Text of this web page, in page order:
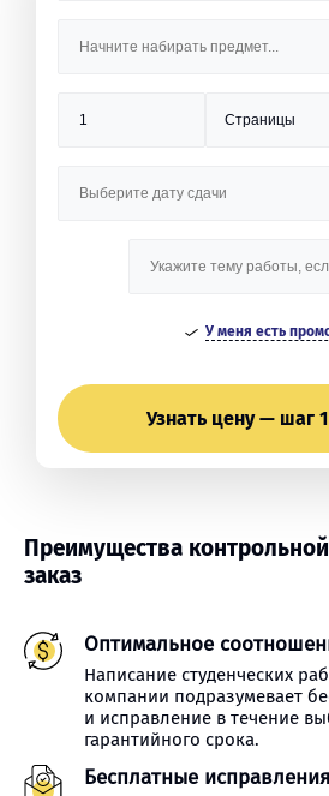
У меня есть
Узнать цену — шаг
Преимущества
заказ
Оптимальное
Написание студенческих
компании подразумевает
и исправление в течение
гарантийного срока.
Бесплатные исправления